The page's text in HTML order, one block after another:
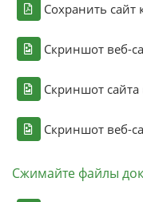
Сохранить сайт
Скриншот веб-
Скриншот сайта
Скриншот веб-
Сжимайте файлы